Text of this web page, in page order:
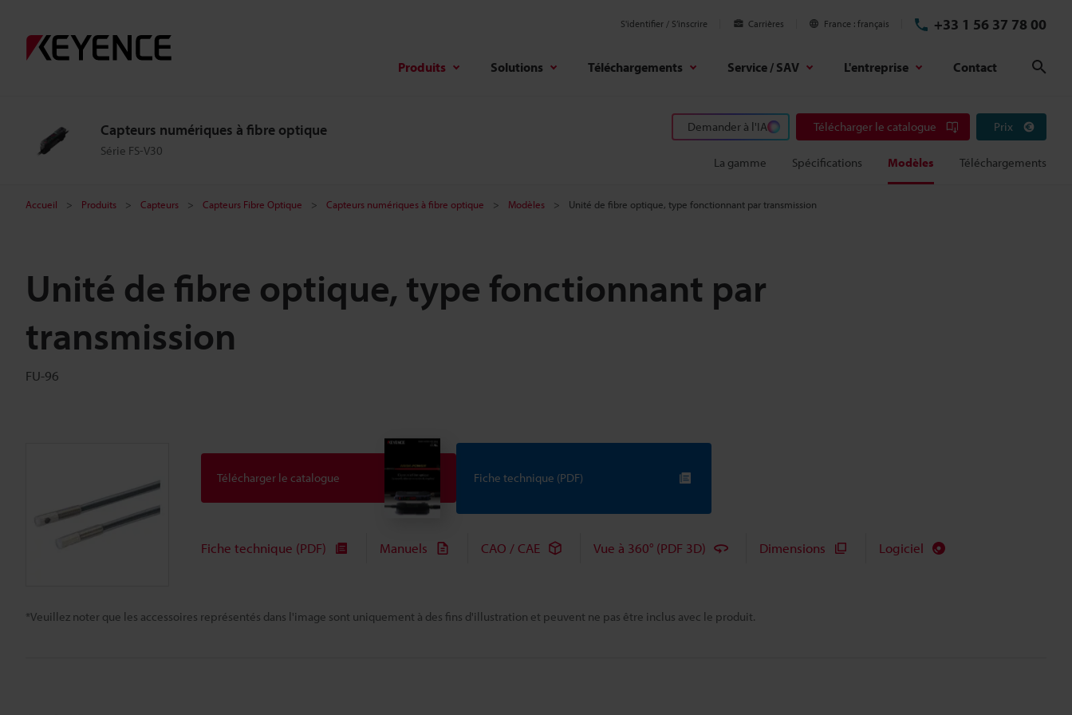
S'identifier / S’inscrire Carrières France français +33 1 56 37 78 00
Produits Solutions Téléchargements Service / SAV L'entreprise Contact
Capteurs numériques à fibre optique
Série FS-V30
Demander à l'IA Télécharger le catalogue Prix
La gamme Spécifications Modèles Téléchargements
Accueil Produits Capteurs Capteurs Fibre Optique Capteurs numériques à fibre optique Modèles Unité de fibre optique, type fonctionnant par transmission
Unité de fibre optique, type fonctionnant par
transmission
FU-96
*Veuillez noter que les accessoires représentés dans l'image sont uniquement à des fins d'illustration et peuvent ne pas être inclus avec le produit.
Télécharger le catalogue Fiche technique (PDF)
Fiche technique (PDF) Manuels CAO / CAE Vue à 360° (PDF 3D) Dimensions Logiciel